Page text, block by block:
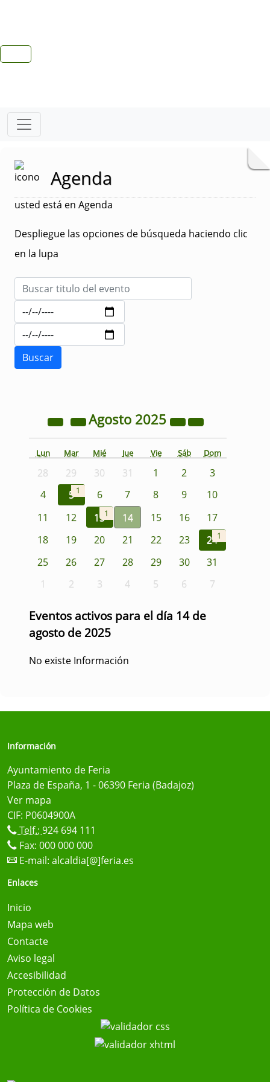
Agenda
usted está en Agenda
Despliegue las opciones de búsqueda haciendo clic
en la lupa
Agosto 2025
Lun Mar Mié Jue Vie Sáb Dom
28 29 30 31 1 2
3
4
5 1 6 7 8 9
10
11
12 131 14 15 16
17
18
19 20 21 22 23 241
25 26 27 28 29 30
31
1
2 3 4 5 6 7
Eventos activos para el día 14 de
agosto de 2025
No existe Información
Información
Ayuntamiento de Feria
Plaza de España, 1 - 06390 Feria (Badajoz)
Ver mapa
CIF: P0604900A
Telf.: 924 694 111
Fax: 000 000 000
E-mail: alcaldia[@]feria.es
Enlaces
Inicio
Mapa web
Contacte
Aviso legal
Accesibilidad
Protección de Datos
Política de Cookies